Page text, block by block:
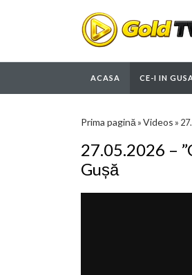
ACASA CE-I IN
Prima pagină »Videos »
27.05.2026 –
Gușă